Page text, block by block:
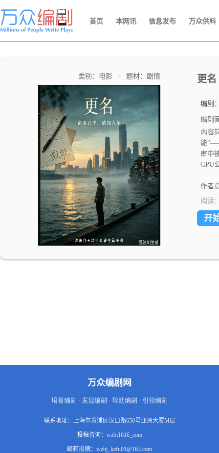
首页 本网讯 信息发布 万众供料
类别：电影 > 题材：剧情 更
编剧
编剧
内容
能
审中
GPU
知微
师（
作者
阅读
开
万众编剧网
培育编剧 · 发现编剧 · 帮助编剧 · 引领编剧
联系地址： 上海市黄浦区汉口路650号亚洲大厦M层
投稿咨询： wzbj1616_com
邮箱投稿： wzbj_kefu01@163.com